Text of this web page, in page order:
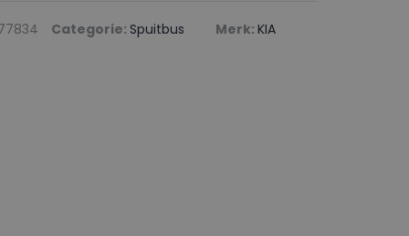
Categorie: Spuitbus Merk: KIA